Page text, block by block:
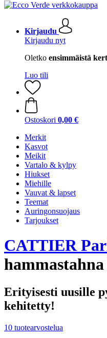
Kirjaudu
Kirjaudu nyt
Oletko ensimmäistä
Luo tili
Ostoskori 0,00 €
Merkit
Kasvot
Meikit
Vartalo & kylpy
Hiukset
Miehille
Vauvat & lapset
Teemat
Auringonsuojaus
Tarjoukset
CATTIER
Erityisesti uusille
kehitetty!
10 tuotearvostelua